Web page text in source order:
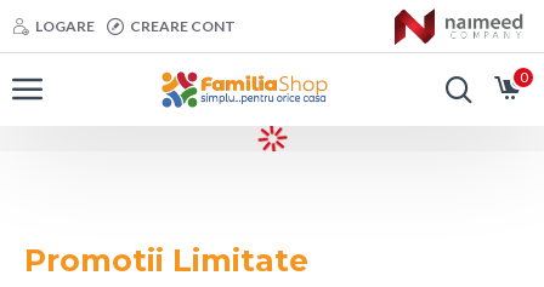
FamiliaShop
LOGARE CREARE CONT
0
INGRIJIRE PERSONALA
& COSMETICE
Promotii Limitate